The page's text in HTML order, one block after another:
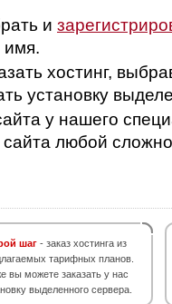
и
имя.
хостинг,
установку
у нашего
любой
шаг - заказ хостинга из
тарифных планов.
вы можете заказать у нас
выделенного сервера.